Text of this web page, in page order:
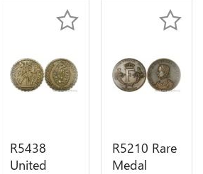
R5438
United
R5210 Rare
Medal